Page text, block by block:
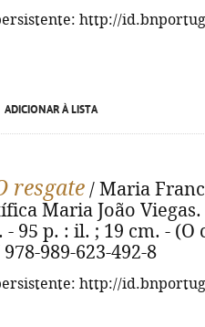
http://
ADICIONAR À LISTA
resgate / Maria
Maria João
- 95 p. : il. ; 19 cm. -
978-989-623-492-8
http://